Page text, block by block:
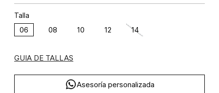
Talla
06 08 10 12 14
GUIA DE TALLAS
Asesoría personalizada